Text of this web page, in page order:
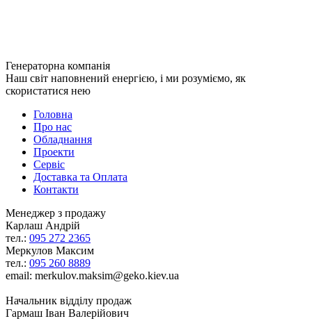
Генераторна компанія
Наш світ наповнений енергією, і ми розуміємо, як
скористатися нею
Головна
Про нас
Обладнання
Проекти
Сервіс
Доставка та Оплата
Контакти
Менеджер з продажу
Карлаш Андрій
тел.: 095 272 2365
Меркулов Максим
тел.: 095 260 8889
email: merkulov.maksim@geko.kiev.ua
Начальник відділу продаж
Гармаш Іван Валерійович